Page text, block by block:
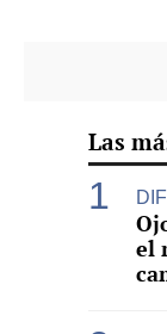
Las
el